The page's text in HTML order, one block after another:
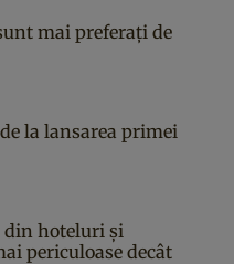
mai preferați de
la lansarea primei
din hoteluri și
periculoase decât